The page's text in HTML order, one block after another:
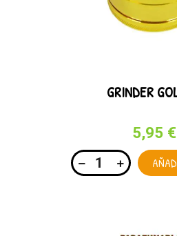
GRINDER
5,95 €